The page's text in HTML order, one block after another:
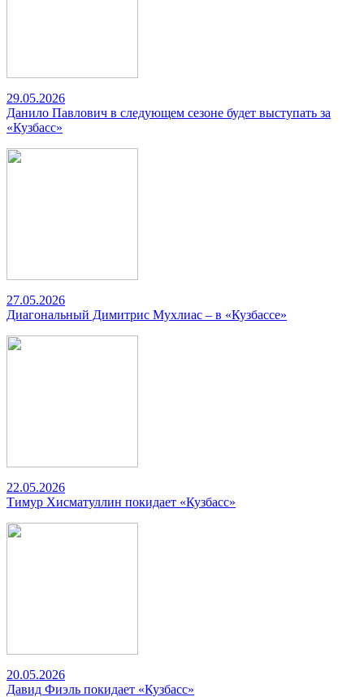
29.05.2026
Данило Павлович в следующем сезоне будет выступать за
«Кузбасс»
27.05.2026
Диагональный Димитрис Мухлиас – в «Кузбассе»
22.05.2026
Тимур Хисматуллин покидает «Кузбасс»
20.05.2026
Давид Фиэль покидает «Кузбасс»